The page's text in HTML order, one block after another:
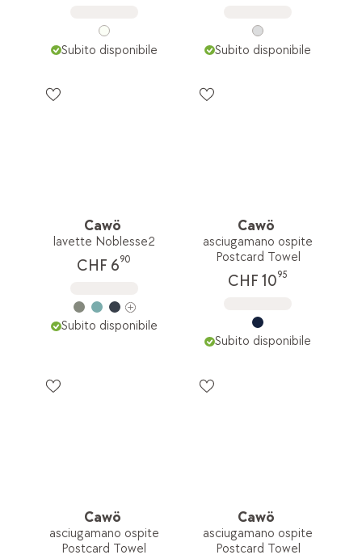
Subito disponibile Subito disponibile
Cawö
lavette Noblesse2
CHF 690
Subito disponibile
Cawö
asciugamano ospite
Postcard Towel
CHF 1095
Subito disponibile
Cawö
asciugamano ospite
Postcard Towel
Cawö
asciugamano ospite
Postcard Towel